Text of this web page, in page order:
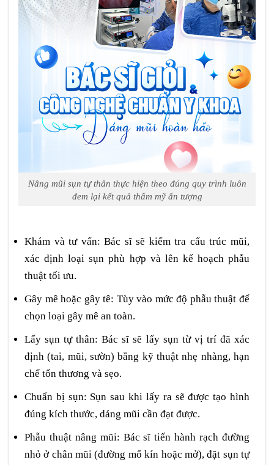
Nâng mũi sụn tự thân thực hiện theo đúng quy trình luôn
đem lại kết quả thẩm mỹ ấn tượng
Khám và tư vấn: Bác sĩ sẽ kiểm tra cấu trúc mũi,
xác định loại sụn phù hợp và lên kế hoạch phẫu
thuật tối ưu.
Gây mê hoặc gây tê: Tùy vào mức độ phẫu thuật để
chọn loại gây mê an toàn.
Lấy sụn tự thân: Bác sĩ sẽ lấy sụn từ vị trí đã xác
định (tai, mũi, sườn) bằng kỹ thuật nhẹ nhàng, hạn
chế tổn thương và sẹo.
Chuẩn bị sụn: Sụn sau khi lấy ra sẽ được tạo hình
đúng kích thước, dáng mũi cần đạt được.
Phẫu thuật nâng mũi: Bác sĩ tiến hành rạch đường
nhỏ ở chân mũi (đường mổ kín hoặc mở), đặt sụn tự